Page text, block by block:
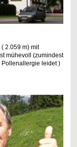
2.059 m) mit
mühevoll (zumindest
Pollenallergie leidet )